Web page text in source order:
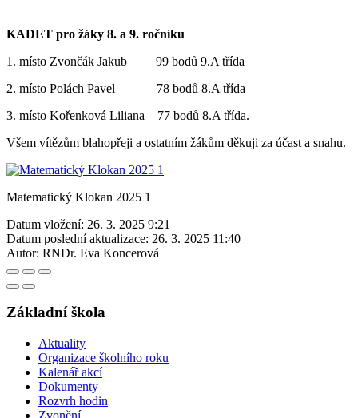
KADET pro žáky 8. a 9. ročníku
1. místo Zvončák Jakub 99 bodů 9.A třída
2. místo Polách Pavel 78 bodů 8.A třída
3. místo Kořenková Liliana 77 bodů 8.A třída.
Všem vítězům blahopřeji a ostatním žákům děkuji za účast a snahu.
Matematický Klokan 2025 1
Datum vložení: 26. 3. 2025 9:21
Datum poslední aktualizace: 26. 3. 2025 11:40
Autor: RNDr. Eva Koncerová
Základní škola
Aktuality
Organizace školního roku
Kalenář akcí
Dokumenty
Rozvrh hodin